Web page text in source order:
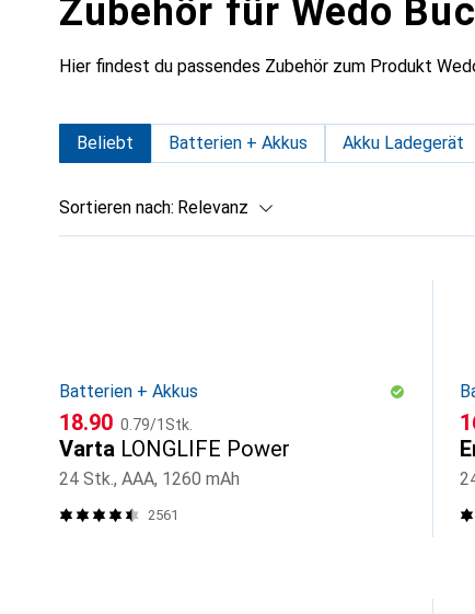
Zubehör für Wedo
Hier findest du passendes Zubehör zum Produkt
Beliebt Batterien + Akkus Akku Ladegerät
Sortieren nach: Relevanz
Batterien + Akkus
CHF
18.90 CHF
0.79/1Stk.
Varta LONGLIFE Power
24 Stk., AAA, 1260 mAh
2561